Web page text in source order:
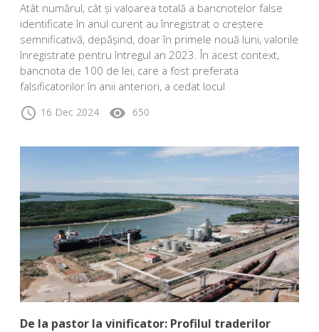
Atât numărul, cât și valoarea totală a bancnotelor false
identificate în anul curent au înregistrat o creștere
semnificativă, depășind, doar în primele nouă luni, valorile
înregistrate pentru întregul an 2023. În acest context,
bancnota de 100 de lei, care a fost preferata
falsificatorilor în anii anteriori, a cedat locul
schedule 16 Dec 2024 visibility 650
De la pastor la vinificator: Profilul traderilor